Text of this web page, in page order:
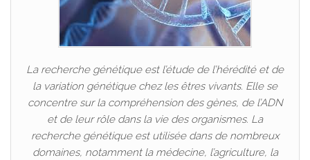
La recherche génétique est l’étude de l’hérédité et de
la variation génétique chez les êtres vivants. Elle se
concentre sur la compréhension des gènes, de l’ADN
et de leur rôle dans la vie des organismes. La
recherche génétique est utilisée dans de nombreux
domaines, notamment la médecine, l’agriculture, la